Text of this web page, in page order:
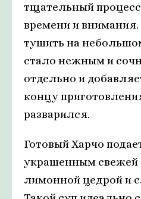
тщательный
времени и
тушить на
стало нежным и
отдельно и
концу
разварился.
Готовый Харчо
украшенным свежей
лимонной цедрой и